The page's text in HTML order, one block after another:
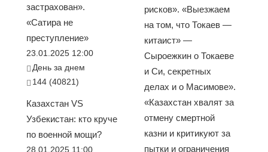
застрахован».
«Сатира не
преступление»
23.01.2025 12:00
День за днем
144 (40821)
Казахстан VS
Узбекистан: кто круче
по военной мощи?
28.01.2025 11:00
рисков». «Выезжаем
на том, что Токаев —
китаист» —
Сыроежкин о Токаеве
и Си, секретных
делах и о Масимове».
«Казахстан хвалят за
отмену смертной
казни и критикуют за
пытки и ограничения